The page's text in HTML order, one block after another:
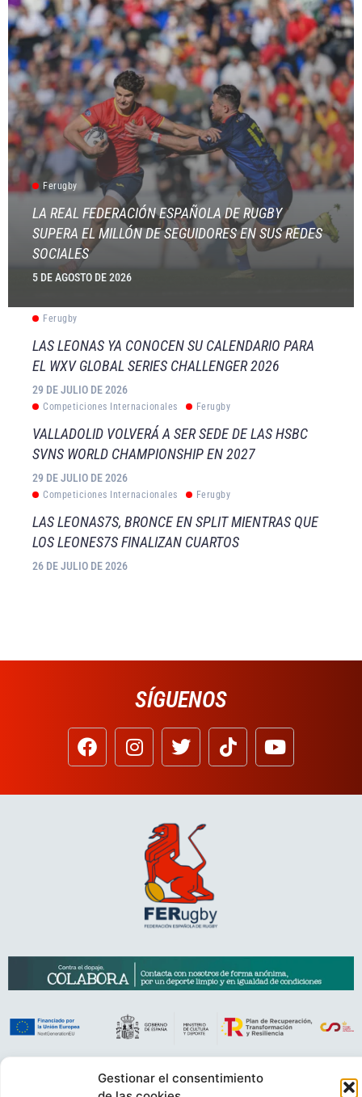
Gestionar el consentimiento
Ferugby
LA REAL FEDERACIÓN ESPAÑOLA DE RUGBY
SUPERA EL MILLÓN DE SEGUIDORES EN SUS REDES
SOCIALES
5 DE AGOSTO DE 2026
Ferugby
LAS LEONAS YA CONOCEN SU CALENDARIO PARA
EL WXV GLOBAL SERIES CHALLENGER 2026
29 DE JULIO DE 2026
Competiciones Internacionales Ferugby
VALLADOLID VOLVERÁ A SER SEDE DE LAS HSBC
SVNS WORLD CHAMPIONSHIP EN 2027
29 DE JULIO DE 2026
Competiciones Internacionales Ferugby
LAS LEONAS7S, BRONCE EN SPLIT MIENTRAS QUE
LOS LEONES7S FINALIZAN CUARTOS
26 DE JULIO DE 2026
SÍGUENOS
VIDEOCONFERENCIAS POLÍTICA DE PRIVACIDAD